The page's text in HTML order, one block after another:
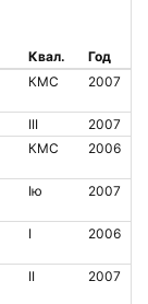
Квал. Год
КМС 2007
III
2007
КМС 2006
Iю 2007
I 2006
II 2007